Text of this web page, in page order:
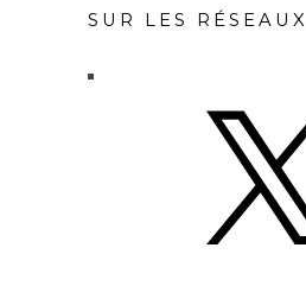
SUR LES RÉSEAUX